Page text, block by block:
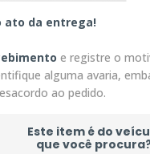
ato da entrega!
e registre o
alguma avaria,
ao pedido.
Este item é do
que você